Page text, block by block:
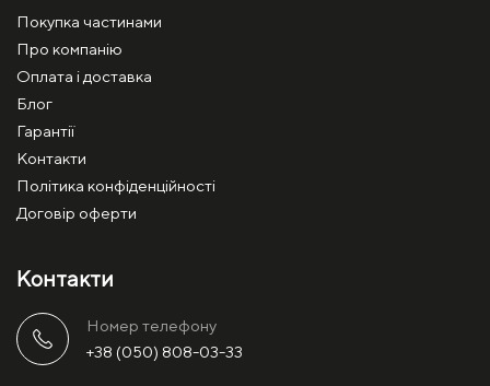
Покупка частинами
Про компанію
Оплата і доставка
Блог
Гарантії
Контакти
Політика конфіденційності
Договір оферти
Контакти
Номер телефону
+38 (050) 808-03-33